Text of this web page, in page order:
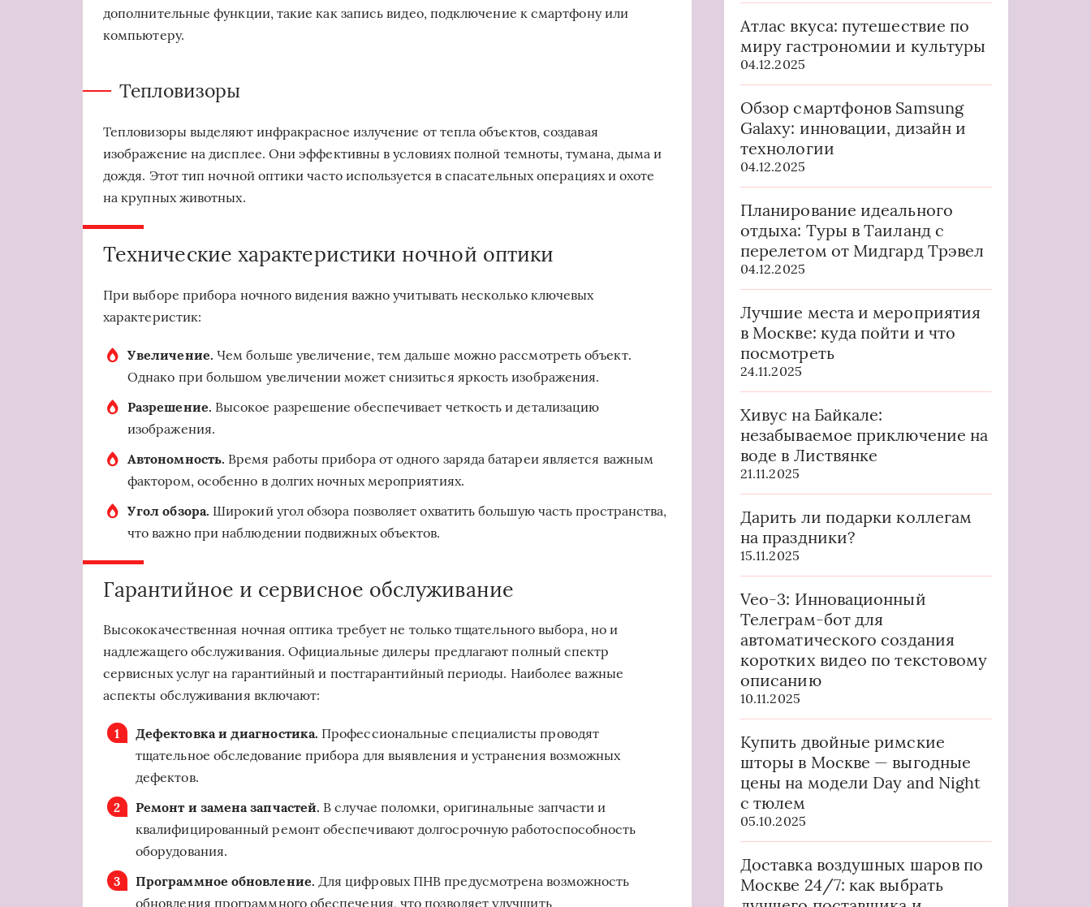
дополнительные функции, такие как запись видео, подключение к смартфону или
компьютеру.
Тепловизоры
Тепловизоры выделяют инфракрасное излучение от тепла объектов, создавая
изображение на диcплее. Они эффективны в условиях полной темноты, тумана, дыма и
дождя. Этот тип ночной оптики часто используется в спасательных операциях и охоте
на крупных животных.
Технические характеристики ночной оптики
При выборе прибора ночного видения важно учитывать несколько ключевых
характеристик:
Увеличение. Чем больше увеличение, тем дальше можно рассмотреть объект.
Однако при большом увеличении может снизиться яркость изображения.
Разрешение. Высокое разрешение обеспечивает четкость и детализацию
изображения.
Автономность. Время работы прибора от одного заряда батареи является важным
фактором, особенно в долгих ночных мероприятиях.
Угол обзора. Широкий угол обзора позволяет охватить большую часть пространства,
что важно при наблюдении подвижных объектов.
Гарантийное и сервисное обслуживание
Высококачественная ночная оптика требует не только тщательного выбора, но и
надлежащего обслуживания. Официальные дилеры предлагают полный спектр
сервисных услуг на гарантийный и постгарантийный периоды. Наиболее важные
аспекты обслуживания включают:
Дефектовка и диагностика. Профессиональные специалисты проводят
тщательное обследование прибора для выявления и устранения возможных
дефектов.
Ремонт и замена запчастей. В случае поломки, оригинальные запчасти и
квалифицированный ремонт обеспечивают долгосрочную работоспособность
оборудования.
Программное обновление. Для цифровых ПНВ предусмотрена возможность
обновления программного обеспечения, что позволяет улучшить
Атлас вкуса: путешествие по
миру гастрономии и культуры
04.12.2025
Обзор смартфонов Samsung
Galaxy: инновации, дизайн и
технологии
04.12.2025
Планирование идеального
отдыха: Туры в Таиланд с
перелетом от Мидгард Трэвел
04.12.2025
Лучшие места и мероприятия
в Москве: куда пойти и что
посмотреть
24.11.2025
Хивус на Байкале:
незабываемое приключение на
воде в Листвянке
21.11.2025
Дарить ли подарки коллегам
на праздники?
15.11.2025
Veo-3: Инновационный
Телеграм-бот для
автоматического создания
коротких видео по текстовому
описанию
10.11.2025
Купить двойные римские
шторы в Москве — выгодные
цены на модели Day and Night
с тюлем
05.10.2025
Доставка воздушных шаров по
Москве 24/7: как выбрать